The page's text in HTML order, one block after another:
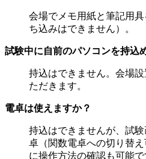
会場でメモ用紙と筆記用
ち込みはできません）。
試験中に自前のパソコンを持込
持込はできません。会場
ただきます。
電卓は使えますか？
持込はできませんが、試
卓（関数電卓への切り替
に操作方法の確認も可能で